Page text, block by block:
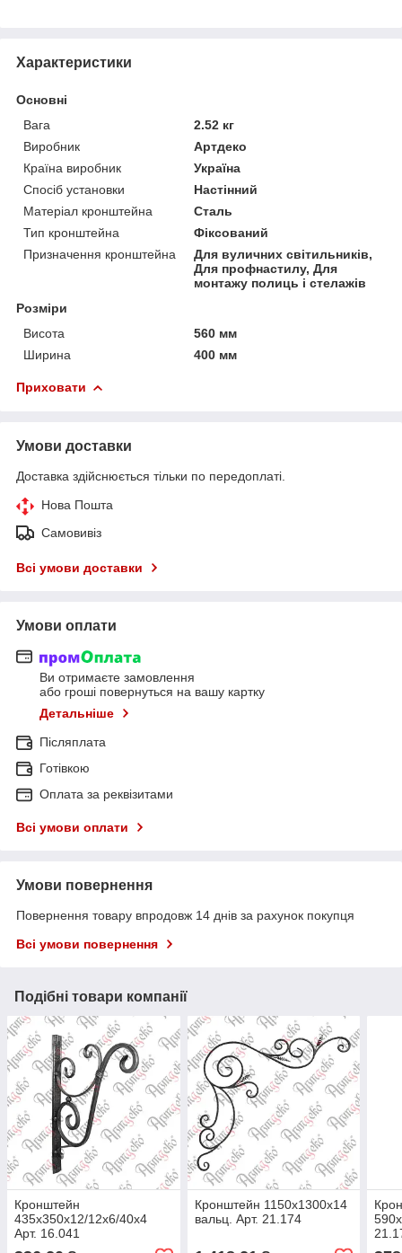
Характеристики
Основні
Вага
2.52 кг
Виробник
Артдеко
Країна виробник
Україна
Спосіб установки
Настінний
Матеріал кронштейна
Сталь
Тип кронштейна
Фіксований
Призначення кронштейна
Для вуличних світильників,
Для профнастилу, Для
монтажу полиць і стелажів
Розміри
Висота
560 мм
Ширина
400 мм
Приховати
Умови доставки
Доставка здійснюється тільки по передоплаті.
Нова Пошта
Самовивіз
Всі умови доставки
Умови оплати
Ви отримаєте замовлення
або гроші повернуться на вашу картку
Детальніше
Післяплата
Готівкою
Оплата за реквізитами
Всі умови оплати
Умови повернення
Повернення товару впродовж 14 днів за рахунок покупця
Всі умови повернення
Подібні товари компанії
Кронштейн
435х350х12/12х6/40х4
Арт. 16.041
Кронштейн 1150х1300х14
вальц. Арт. 21.174